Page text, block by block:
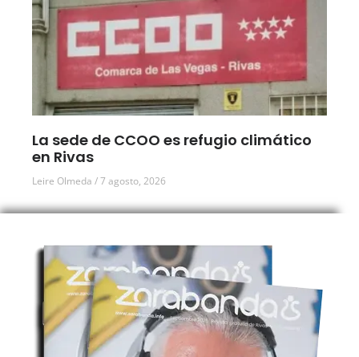
La sede de CCOO es refugio climático
en Rivas
Leire Olmeda 7 agosto, 2026